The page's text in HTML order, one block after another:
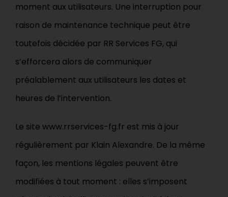
moment aux utilisateurs. Une interruption pour
raison de maintenance technique peut être
toutefois décidée par RR Services FG, qui
s’efforcera alors de communiquer
préalablement aux utilisateurs les dates et
heures de l’intervention.
Le site www.rrservices-fg.fr est mis à jour
régulièrement par Klain Alexandre. De la même
façon, les mentions légales peuvent être
modifiées à tout moment : elles s’imposent